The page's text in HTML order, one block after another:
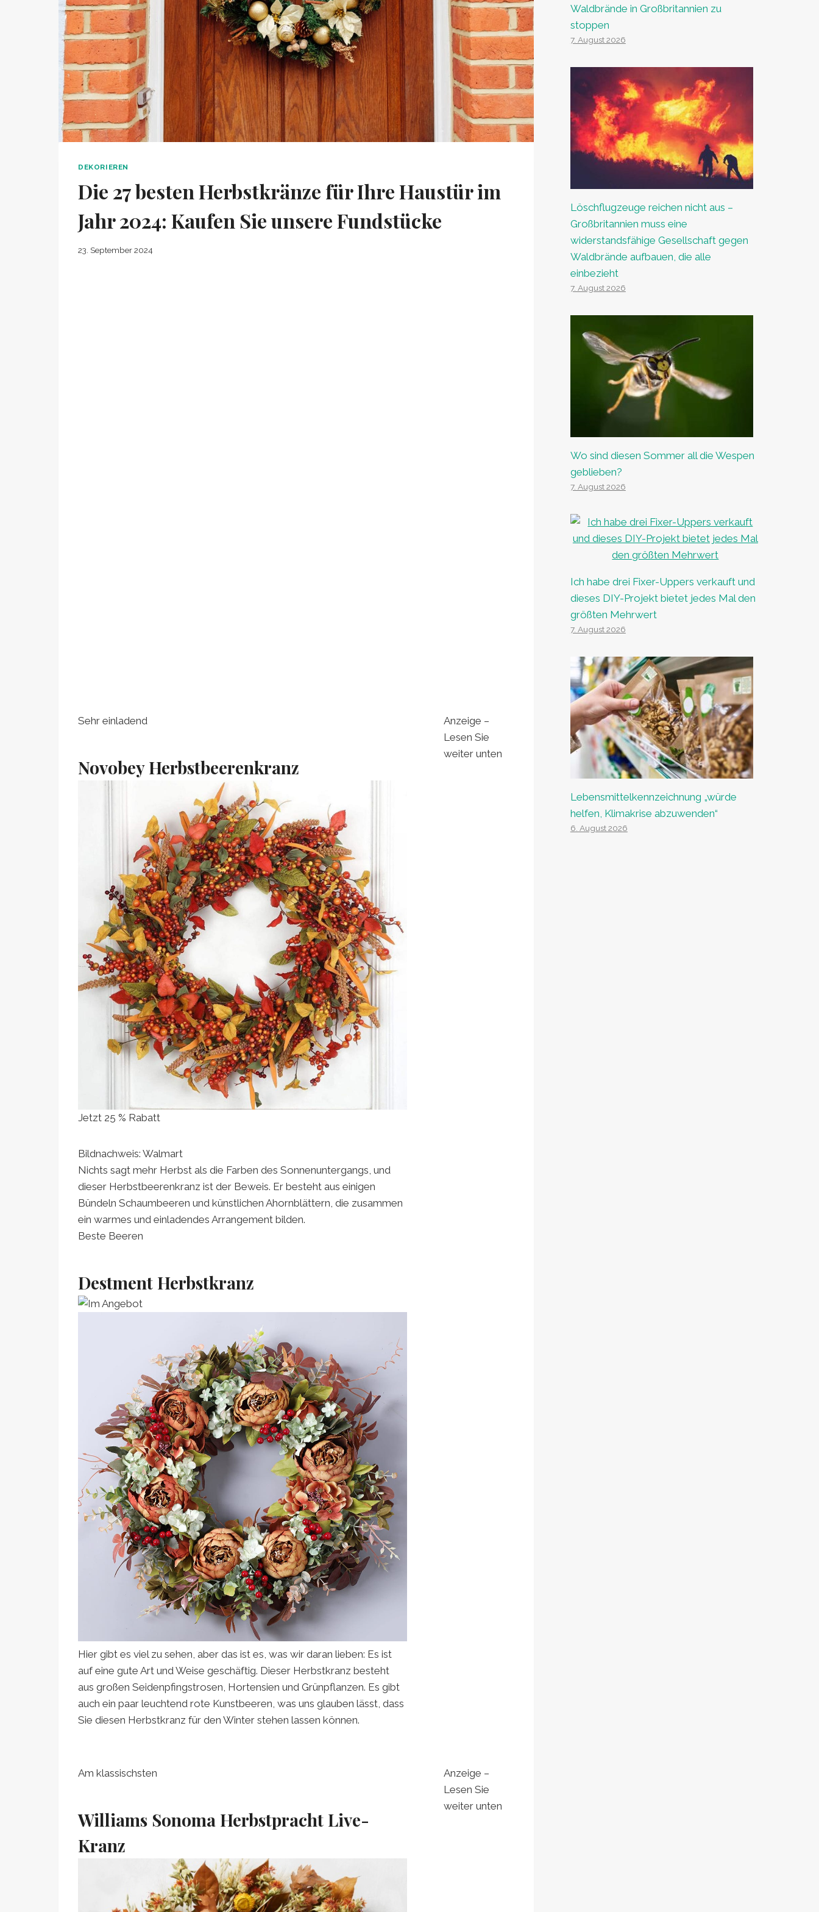
DEKORIEREN
Die 27 besten Herbstkränze für Ihre Haustür im
Jahr 2024: Kaufen Sie unsere Fundstücke
23. September 2024
Sehr einladend
Novobey Herbstbeerenkranz
Jetzt 25 % Rabatt
Bildnachweis: Walmart
Nichts sagt mehr Herbst als die Farben des Sonnenuntergangs, und
dieser Herbstbeerenkranz ist der Beweis. Er besteht aus einigen
Bündeln Schaumbeeren und künstlichen Ahornblättern, die zusammen
ein warmes und einladendes Arrangement bilden.
Beste Beeren
Destment Herbstkranz
Hier gibt es viel zu sehen, aber das ist es, was wir daran lieben: Es ist
auf eine gute Art und Weise geschäftig. Dieser Herbstkranz besteht
aus großen Seidenpfingstrosen, Hortensien und Grünpflanzen. Es gibt
auch ein paar leuchtend rote Kunstbeeren, was uns glauben lässt, dass
Sie diesen Herbstkranz für den Winter stehen lassen können.
Anzeige –
Lesen Sie
weiter unten
Am klassischsten
Williams Sonoma Herbstpracht Live-
Kranz
Anzeige –
Lesen Sie
weiter unten
Waldbrände in Großbritannien zu
stoppen
7. August 2026
Löschflugzeuge reichen nicht aus –
Großbritannien muss eine
widerstandsfähige Gesellschaft gegen
Waldbrände aufbauen, die alle
einbezieht
7. August 2026
Wo sind diesen Sommer all die Wespen
geblieben?
7. August 2026
Ich habe drei Fixer-Uppers verkauft und
dieses DIY-Projekt bietet jedes Mal den
größten Mehrwert
7. August 2026
Lebensmittelkennzeichnung „würde
helfen, Klimakrise abzuwenden“
6. August 2026